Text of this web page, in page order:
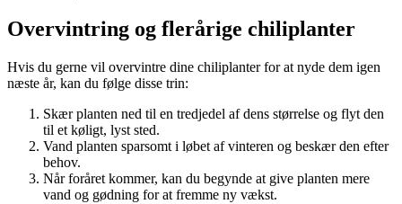
Overvintring og flerårige chiliplanter
Hvis du gerne vil overvintre dine chiliplanter for at nyde dem igen
næste år, kan du følge disse trin:
Skær planten ned til en tredjedel af dens størrelse og flyt den
til et køligt, lyst sted.
Vand planten sparsomt i løbet af vinteren og beskær den efter
behov.
Når foråret kommer, kan du begynde at give planten mere
vand og gødning for at fremme ny vækst.